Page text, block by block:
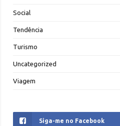
Social
Tendência
Turismo
Uncategorized
Viagem
Siga-me no Facebook